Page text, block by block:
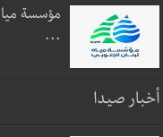
مؤسسة
...
أخبار صيدا